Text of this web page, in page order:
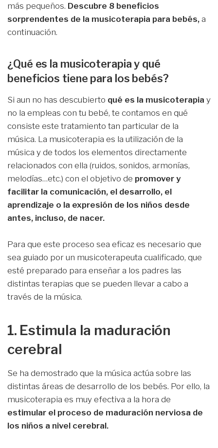
más pequeños. Descubre 8 beneficios
sorprendentes de la musicoterapia para bebés, a
continuación.
¿Qué es la musicoterapia y qué
beneficios tiene para los bebés?
Si aun no has descubierto qué es la musicoterapia y
no la empleas con tu bebé, te contamos en qué
consiste este tratamiento tan particular de la
música. La musicoterapia es la utilización de la
música y de todos los elementos directamente
relacionados con ella (ruidos, sonidos, armonías,
melodías…etc.) con el objetivo de promover y
facilitar la comunicación, el desarrollo, el
aprendizaje o la expresión de los niños desde
antes, incluso, de nacer.
Para que este proceso sea eficaz es necesario que
sea guiado por un musicoterapeuta cualificado, que
esté preparado para enseñar a los padres las
distintas terapias que se pueden llevar a cabo a
través de la música.
1. Estimula la maduración
cerebral
Se ha demostrado que la música actúa sobre las
distintas áreas de desarrollo de los bebés. Por ello, la
musicoterapia es muy efectiva a la hora de
estimular el proceso de maduración nerviosa de
los niños a nivel cerebral.